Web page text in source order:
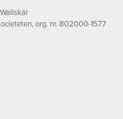
org. nr. 802000-1577